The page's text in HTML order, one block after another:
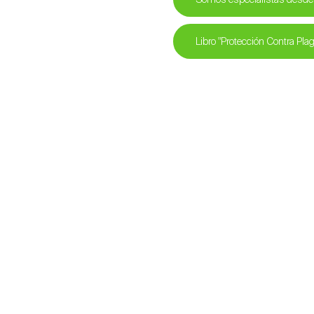
Libro "Protección Contra